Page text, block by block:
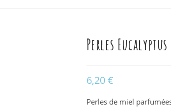
Perles Eucalyptus
6,20€
Perles de miel